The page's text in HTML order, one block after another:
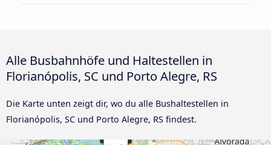
Alle Busbahnhöfe und Haltestellen in
Florianópolis, SC und Porto Alegre, RS
Die Karte unten zeigt dir, wo du alle Bushaltestellen in
Florianópolis, SC und Porto Alegre, RS findest.